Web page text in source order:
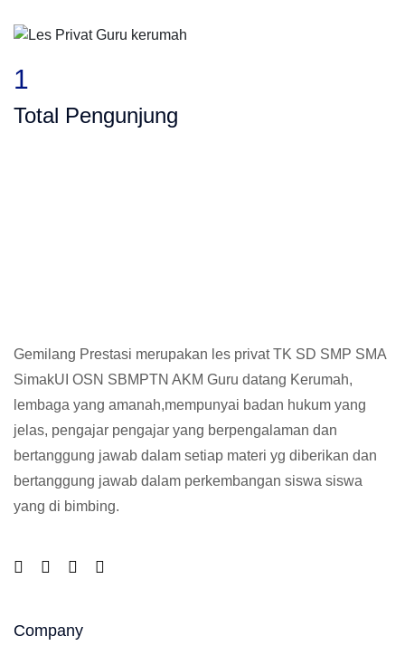
1
Total Pengunjung
Gemilang Prestasi merupakan les privat TK SD SMP SMA
SimakUI OSN SBMPTN AKM Guru datang Kerumah,
lembaga yang amanah,mempunyai badan hukum yang
jelas, pengajar pengajar yang berpengalaman dan
bertanggung jawab dalam setiap materi yg diberikan dan
bertanggung jawab dalam perkembangan siswa siswa
yang di bimbing.
Company